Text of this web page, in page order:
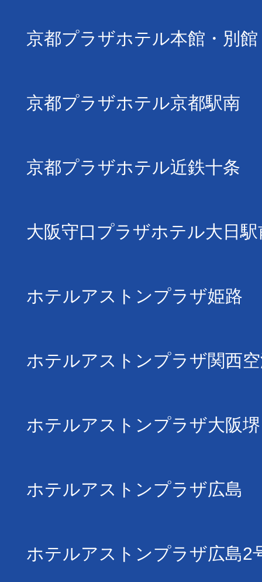
京都プラザホテル本館・別館
京都プラザホテル京都駅南
京都プラザホテル近鉄十条
大阪守口プラザホテル大日駅
ホテルアストンプラザ姫路
ホテルアストンプラザ関西
ホテルアストンプラザ大阪堺
ホテルアストンプラザ広島
ホテルアストンプラザ広島2